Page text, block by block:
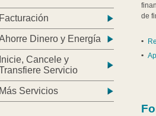
Facturación
Dinero y Energía
Inicie, Cancele y
Servicio
Más Servicios
de